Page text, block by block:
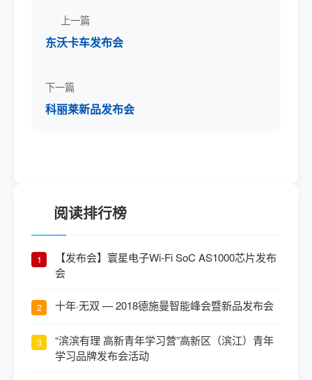
上一篇
东沃卡车发布会
下一篇
科丽莱新品发布会
阅读排行榜
1
【发布会】寰星电子Wi-Fi SoC AS1000芯片发布
会
2 十年·无双 — 2018德施曼智能峰会暨新品发布会
3
“滨滨有理 高新青年学习营”高新区（滨江）青年
学习品牌发布会活动